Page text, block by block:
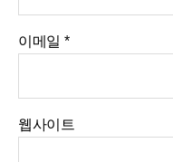
이메일 *
웹사이트